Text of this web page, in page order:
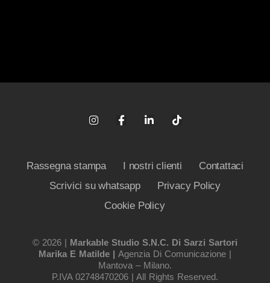
Rassegna stampa I nostri clienti
Contattaci
Scrivici su whatsapp
Privacy Policy
Cookie Policy
© 2026 | Markable Studio S.n.c. Di Sarzi Sartori
Marika E Matilde | Agenzia Di Comunicazione |
Mantova – Milano.
P.IVA 02748470206 | All Rights Reserved.